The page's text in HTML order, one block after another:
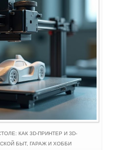
КАК 3D-ПРИНТЕР И 3D-
БЫТ, ГАРАЖ И ХОББИ